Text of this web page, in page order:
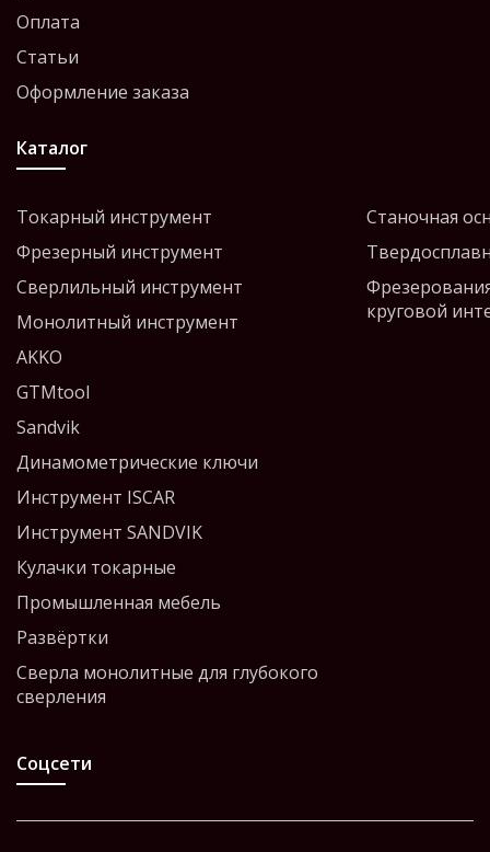
Оплата
Статьи
Оформление заказа
Каталог
Токарный инструмент
Фрезерный инструмент
Сверлильный инструмент
Монолитный инструмент
AKKO
GTMtool
Sandvik
Динамометрические ключи
Инструмент ISCAR
Инструмент SANDVIK
Кулачки токарные
Промышленная мебель
Развёртки
Сверла монолитные для глубокого
сверления
Станочная
круговой
Соцсети